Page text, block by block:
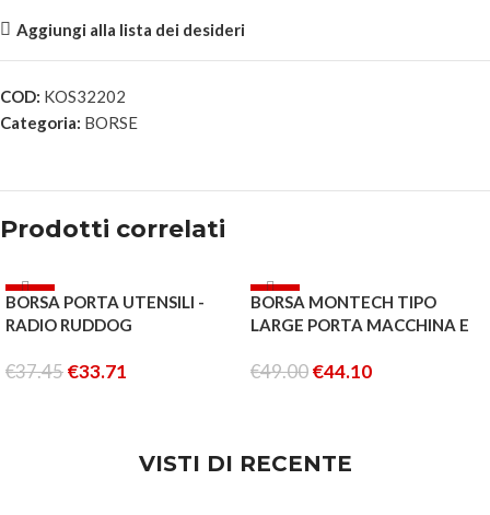
Aggiungi alla lista dei desideri
COD: KOS32202
Categoria: BORSE
Prodotti correlati
-10%
ESAURITO
BORSA PORTA UTENSILI -
RADIO RUDDOG
€37.45€33.71
-10%
BORSA MONTECH TIPO
LARGE PORTA MACCHINA E
€49.00€44.10
VISTI DI RECENTE